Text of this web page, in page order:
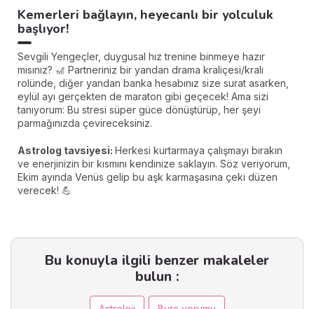
Kemerleri bağlayın, heyecanlı bir yolculuk
başlıyor!
Sevgili Yengeçler, duygusal hız trenine binmeye hazır
mısınız? 🎢 Partneriniz bir yandan drama kraliçesi/kralı
rolünde, diğer yandan banka hesabınız size surat asarken,
eylül ayı gerçekten de maraton gibi geçecek! Ama sizi
tanıyorum: Bu stresi süper güce dönüştürüp, her şeyi
parmağınızda çevireceksiniz.
Astrolog tavsiyesi: Herkesi kurtarmaya çalışmayı bırakın
ve enerjinizin bir kısmını kendinize saklayın. Söz veriyorum,
Ekim ayında Venüs gelip bu aşk karmaşasına çeki düzen
verecek! 💪
Bu konuyla ilgili benzer makaleler
bulun :